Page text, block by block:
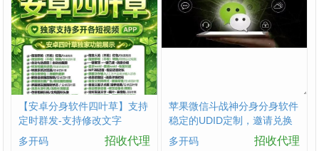
【安卓分身软件四叶草】支持
定时群发-支持修改文字
多开码
招收代理
苹果微信斗战神分身分身软件
稳定的UDID定制，邀请兑换
码购买
多开码 招收代理